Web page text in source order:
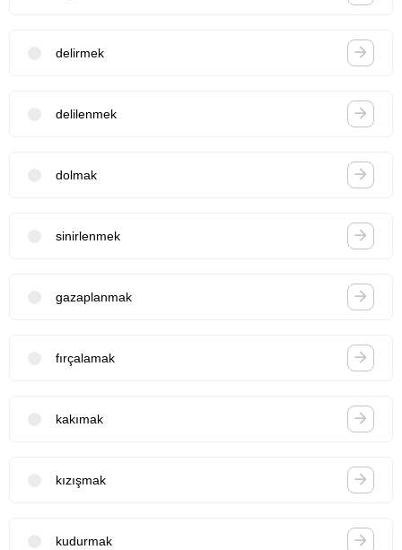
delirmek
delilenmek
dolmak
sinirlenmek
gazaplanmak
fırçalamak
kakımak
kızışmak
kudurmak